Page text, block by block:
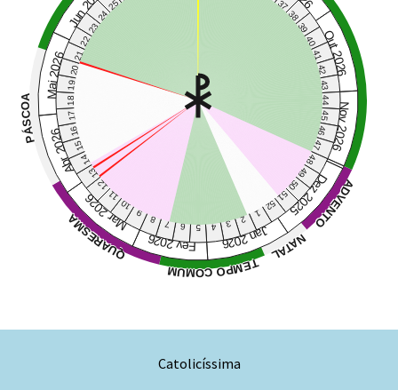
ADVENTO
NATAL
TEMPO COMUM
QUARESMA
PÁSCOA
Dez 2025
Jan 2026
Fev 2026
Mar 2026
Abr 2026
Mai 2026 Out 2026
Nov 2026
48
49
50
51
52
1
2
3
4
5
6
7
8
9
10
11
12
13
14
15
16
17
18
19
20
21
22
23
24
25 37
38
39
40
41
42
43
44
45
46
47
Catolicíssima